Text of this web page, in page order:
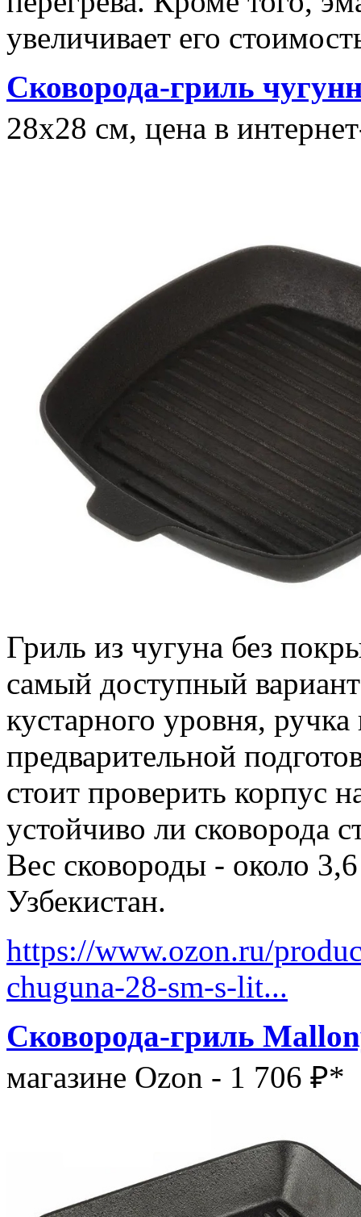
увеличивает его
Сковорода-гриль
28x28 см, цена в
Гриль из чугуна без
самый доступный
кустарного уровня, ручка
предварительной
стоит проверить корпус
устойчиво ли сковорода
Вес сковороды - около
Узбекистан.
https://www.ozon.ru/
chuguna-28-sm-s-lit...
Сковорода-гриль
магазине Ozon - 1 706 ₽*